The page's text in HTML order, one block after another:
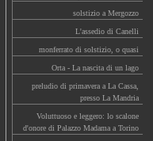
solstizio a Mergozzo
L'assedio di Canelli
monferrato di solstizio, o quasi
Orta - La nascita di un lago
preludio di primavera a La Cassa,
presso La Mandria
Voluttuoso e leggero: lo scalone
d'onore di Palazzo Madama a Torino